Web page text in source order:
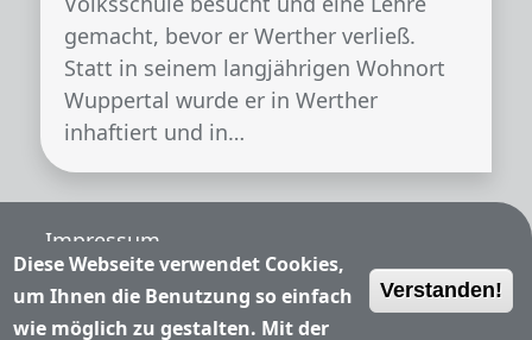
gemacht, bevor er Werther verließ.
Statt in seinem langjährigen Wohnort
Wuppertal wurde er in Werther
inhaftiert und in…
Fußzeile
Impressum
Nutzungsbedingungen
Diese Webseite verwendet Cookies,
um Ihnen die Benutzung so einfach
wie möglich zu gestalten. Mit der
Verstanden!